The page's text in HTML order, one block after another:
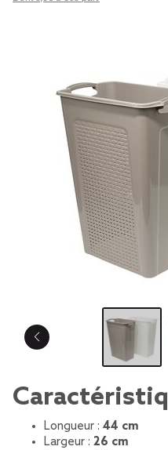
Longueur : 44 cm
Largeur : 26 cm